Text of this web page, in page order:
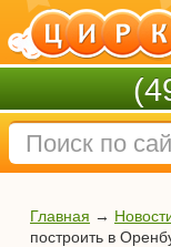
Главная →
построить в